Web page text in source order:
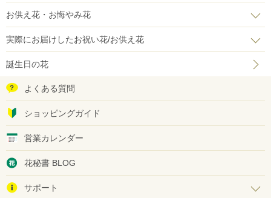
お供え花・お悔やみ花
実際にお届けしたお祝い花/お供え花
誕生日の花
よくある質問
ショッピングガイド
営業カレンダー
花秘書 BLOG
サポート